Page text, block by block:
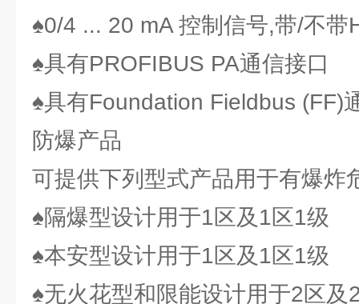
♠0/4 ... 20 mA 控制信号,带/不带
♠具有PROFIBUS PA通信接口
♠具有Foundation Fieldbus (FF)
防爆产品
可提供下列型式产品用于有爆炸
♠隔爆型设计用于1区及1区1级
♠本安型设计用于1区及1区1级
♠无火花型和限能设计用于2区及